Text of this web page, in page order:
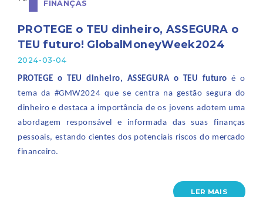
FINANÇAS
PROTEGE o TEU dinheiro, ASSEGURA o
TEU futuro! GlobalMoneyWeek2024
2024-03-04
PROTEGE o TEU dinheiro, ASSEGURA o TEU futuro é o
tema da #GMW2024 que se centra na gestão segura do
dinheiro e destaca a importância de os jovens adotem uma
abordagem responsável e informada das suas finanças
pessoais, estando cientes dos potenciais riscos do mercado
financeiro.
LER MAIS